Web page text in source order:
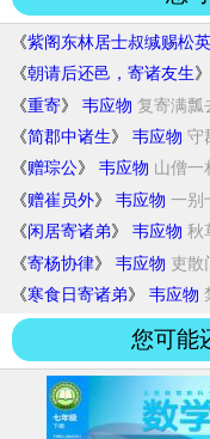
《紫阁东林居士叔缄赐松
物 碧涧苍松五粒稀，侵云
《朝请后还邑，寄诸友生》
暮春，休沐...
《重寄》 韦应物 复寄满瓢
《简郡中诸生》 韦应物 守
灯...
《赠琮公》 韦应物 山僧一
《赠崔员外》 韦应物 一别
《闲居寄诸弟》 韦应物 秋
斋...
《寄杨协律》 韦应物 吏散
《寒食日寄诸弟》 韦应物
思...
您可能